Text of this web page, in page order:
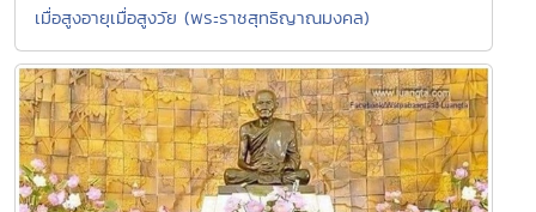
เมื่อสูงอายุเมื่อสูงวัย (พระราชสุทธิญาณมงคล)